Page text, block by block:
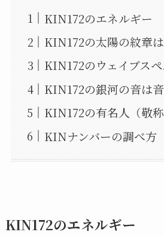
KIN172のエネルギー
KIN172の太陽の紋章
KIN172のウェイブス
KIN172の銀河の音は
KIN172の有名人（敬称
KINナンバーの調べ方
KIN172のエネルギー